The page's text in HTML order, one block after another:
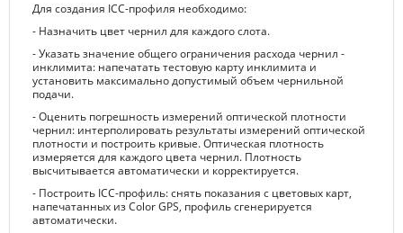
Для создания ICC-профиля необходимо:
- Назначить цвет чернил для каждого слота.
- Указать значение общего ограничения расхода чернил -
инклимита: напечатать тестовую карту инклимита и
установить максимально допустимый объем чернильной
подачи.
- Оценить погрешность измерений оптической плотности
чернил: интерполировать результаты измерений оптической
плотности и построить кривые. Оптическая плотность
измеряется для каждого цвета чернил. Плотность
высчитывается автоматически и корректируется.
- Построить ICC-профиль: снять показания с цветовых карт,
напечатанных из Color GPS, профиль сгенерируется
автоматически.